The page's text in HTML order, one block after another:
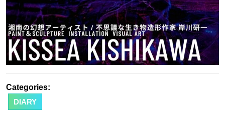
Categories:
DIARY